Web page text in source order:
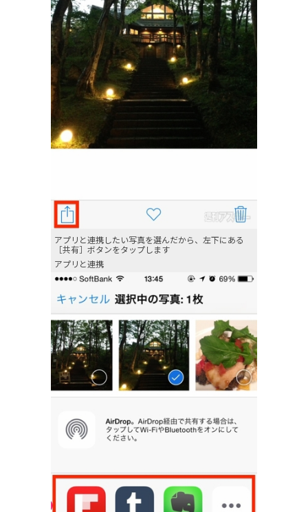
アプリと連携したい写真を選んだから、左下にある
［共有］ボタンをタップします
アプリと連携